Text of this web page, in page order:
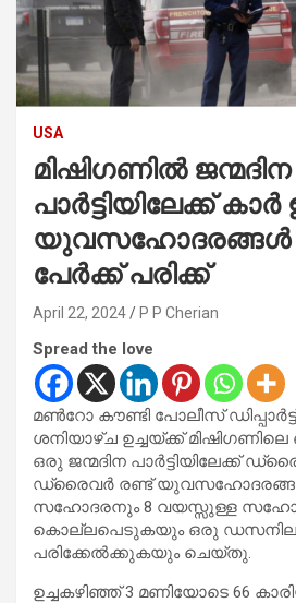
USA
മിഷിഗണിൽ ജന്മദിന
പാർട്ടിയിലേക്ക് കാർ
യുവസഹോദരങ്ങൾ
പേർക്ക് പരിക്ക്
April 22, 2024 P P Cherian
Spread the love
മൺറോ കൗണ്ടി പോലീസ്
ശനിയാഴ്ച ഉച്ചയ്ക്ക്
ഒരു ജന്മദിന പാർട്ടിയിലേക്ക്
ഡ്രൈവർ രണ്ട്
സഹോദരനും 8 വയസ്സുള്ള
കൊല്ലപെടുകയും ഒരു
പരിക്കേൽക്കുകയും ചെയ്തു.
ഉച്ചകഴിഞ്ഞ് 3 മണിയോടെ 66